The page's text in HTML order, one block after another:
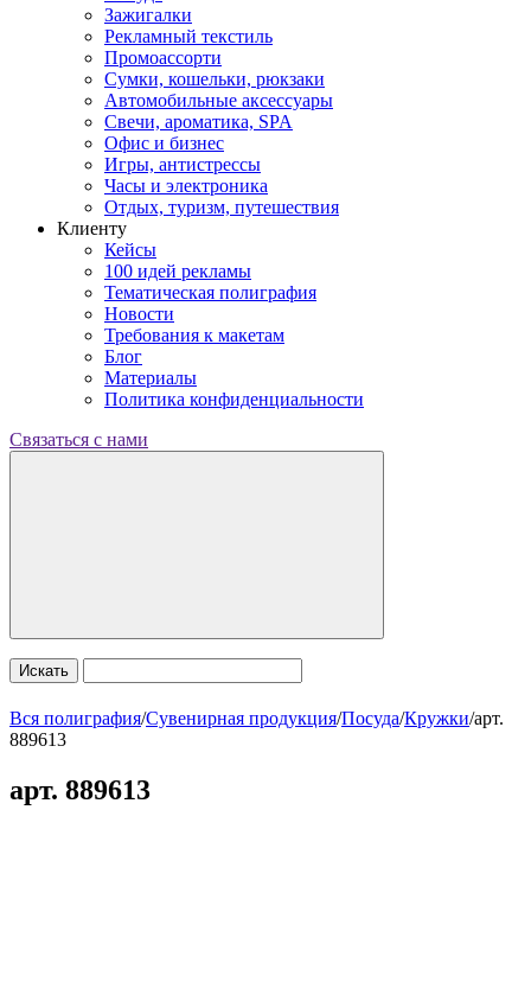
Зажигалки
Рекламный текстиль
Промоассорти
Сумки, кошельки, рюкзаки
Автомобильные аксессуары
Свечи, ароматика, SPA
Офис и бизнес
Игры, антистрессы
Часы и электроника
Отдых, туризм, путешествия
Клиенту
Кейсы
100 идей рекламы
Тематическая полиграфия
Новости
Требования к макетам
Блог
Материалы
Политика конфиденциальности
Связаться с нами
Искать
Вся полиграфия/Сувенирная продукция/Посуда/Кружки/арт.
889613
арт. 889613